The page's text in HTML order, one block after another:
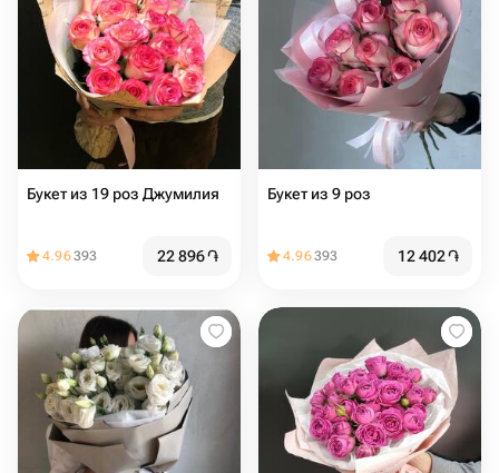
Букет из 19 роз Джумилия
4.96393 22 896֏
Букет из 9 роз
4.96393 12 402֏